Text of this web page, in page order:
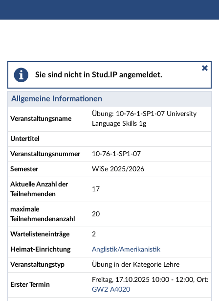
Hauptnavigation
Übung: 10-76-1-SP1-07 University Language Skills
Sie sind nicht in Stud.IP angemeldet.
Allgemeine Informationen
Veranstaltungsname
Übung: 10-76-1-SP1-07 University
Language Skills 1g
Untertitel
Veranstaltungsnummer 10-76-1-SP1-07
Semester WiSe 2025/2026
Aktuelle Anzahl der
Teilnehmenden
17
maximale
Teilnehmendenanzahl
20
Wartelisteneinträge 2
Heimat-Einrichtung Anglistik/Amerikanistik
Veranstaltungstyp Übung in der Kategorie Lehre
Erster Termin
Freitag, 17.10.2025 10:00 - 12:00, Ort:
GW2 A4020